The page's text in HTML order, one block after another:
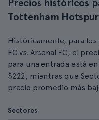
Precios históricos
Tottenham Hotspur
Históricamente, para
FC vs. Arsenal FC, el
para una entrada está
$222, mientras que
precio promedio más
Sectores